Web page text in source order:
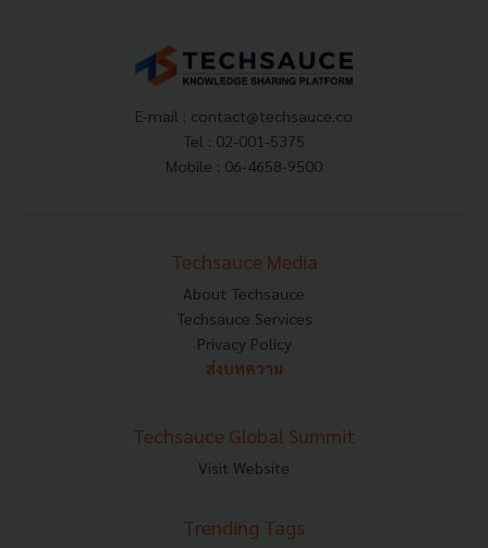
E-mail : contact@techsauce.co
Tel : 02-001-5375
Mobile : 06-4658-9500
Techsauce Media
About Techsauce
Techsauce Services
Privacy Policy
ส่งบทความ
Techsauce Global Summit
Visit Website
Trending Tags